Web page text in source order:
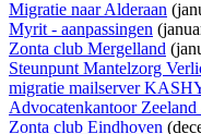
Migratie naar Alderaan
Myrit - aanpassingen
Zonta club Mergelland
Steunpunt Mantelzorg
migratie mailserver
Advocatenkantoor
Zonta club Eindhoven